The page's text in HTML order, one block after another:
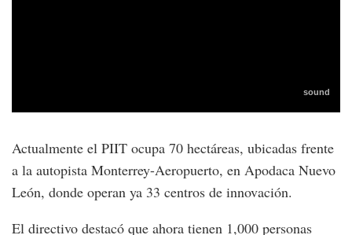
Actualmente el PIIT ocupa 70 hectáreas, ubicadas frente
a la autopista Monterrey-Aeropuerto, en Apodaca Nuevo
León, donde operan ya 33 centros de innovación.
El directivo destacó que ahora tienen 1,000 personas